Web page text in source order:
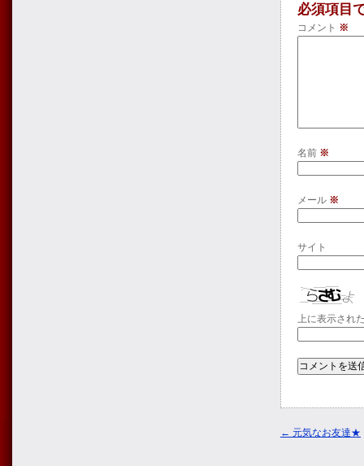
必須項目
コメント ※
名前 ※
メール ※
サイト
上に表示され
← 元気なお友達★